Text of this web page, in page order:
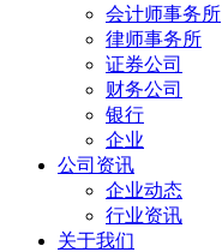
会计师事务所
律师事务所
证券公司
财务公司
银行
企业
公司资讯
企业动态
行业资讯
关于我们